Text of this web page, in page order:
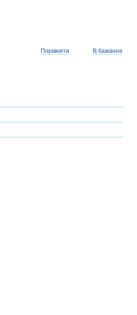
Порівняти В бажання